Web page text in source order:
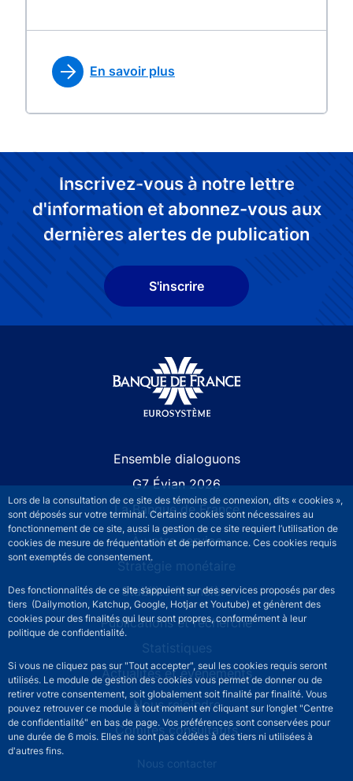
Lors de la consultation de ce site des témoins de connexion, dits « cookies »,
sont déposés sur votre terminal. Certains cookies sont nécessaires au
fonctionnement de ce site, aussi la gestion de ce site requiert l’utilisation de
cookies de mesure de fréquentation et de performance. Ces cookies requis
sont exemptés de consentement.
Des fonctionnalités de ce site s’appuient sur des services proposés par des
tiers (Dailymotion, Katchup, Google, Hotjar et Youtube) et génèrent des
cookies pour des finalités qui leur sont propres, conformément à leur
politique de confidentialité.
Si vous ne cliquez pas sur "Tout accepter", seul les cookies requis seront
utilisés. Le module de gestion des cookies vous permet de donner ou de
retirer votre consentement, soit globalement soit finalité par finalité. Vous
pouvez retrouver ce module à tout moment en cliquant sur l’onglet "Centre
de confidentialité" en bas de page. Vos préférences sont conservées pour
une durée de 6 mois. Elles ne sont pas cédées à des tiers ni utilisées à
d'autres fins.
En savoir plus
Inscrivez-vous à notre lettre
d'information et abonnez-vous aux
dernières alertes de publication
S'inscrire
Ensemble dialoguons
G7 Évian 2026
La Banque de France
À votre service
Stratégie monétaire
Stabilité financière
Publications et recherche
Statistiques
Actualités et événements
Nous rejoindre
Comités consultatifs
Footer secondary menuNous contacter